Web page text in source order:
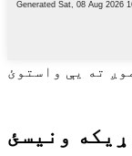
ته یې واستوئ
ونیسئ